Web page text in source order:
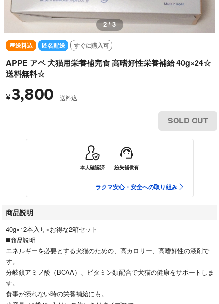
3 / 3
送料込 匿名配送 すぐに購入可
APPE アペ 犬猫用栄養補完食 高嗜好性栄養補給 40g×24☆
送料無料☆
¥3,800 送料込
SOLD OUT
本人確認済 紛失補償有
ラクマ安心・安全への取り組み
商品説明
40g×12本入り×お得な2箱セット
◼️商品説明
エネルギーを必要とする犬猫のための、高カロリー、高嗜好性の液剤で
す。
分岐鎖アミノ酸（BCAA）、ビタミン類配合で犬猫の健康をサポートしま
す。
食事が摂れない時の栄養補給にも。